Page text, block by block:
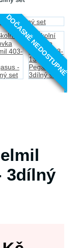
DOČASNĚ NEDOSTUPNÉ
3dílný